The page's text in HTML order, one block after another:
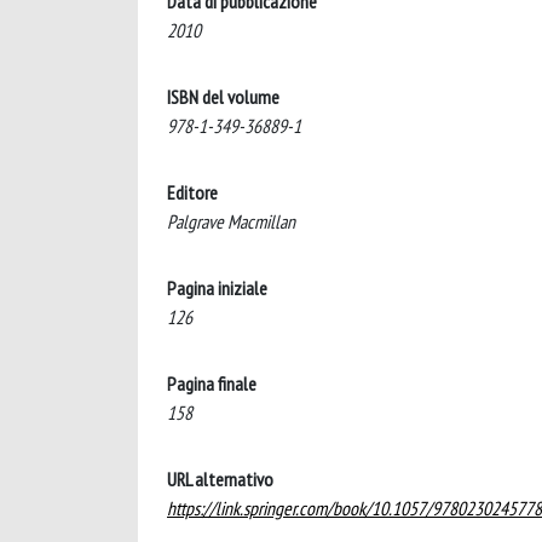
2010
ISBN del volume
978-1-349-36889-1
Editore
Palgrave Macmillan
Pagina iniziale
126
Pagina finale
158
URL alternativo
https://link.springer.com/book/10.1057/